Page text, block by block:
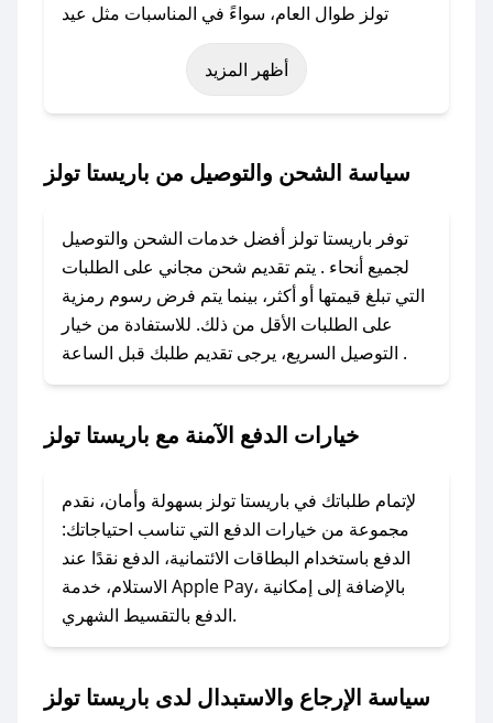
تولز طوال العام، سواءً في المناسبات مثل عيد
الفطر، عيد الأضحى، الجمعة البيضاء (شهر نوفمبر)،
رمضان، اليوم الوطني، يوم التأسيس، أو حتى عروض
باستخدام تطبيق صحصح، يمكنك العثور بسهولة على
تواصل معنا عبر تويتر أو البريد الإلكتروني لإضافته
بسرعة.
### كيفية استخدام كود خصم باريستا تولز؟
1. انسخ كود الخصم من تطبيق صحصح.
2. الصقه في خانة الدفع عند التسوق من باريستا
لا تقلق! يمكنك التواصل مع فريق دعم صحصح عبر
الرسائل الخاصة على تويتر أو البريد الإلكتروني،
وسنقوم بحل المشكلة في أسرع وقت ممكن.
### ماذا أفعل إذا لم أجد كود خصم لمتجري
المفضل؟
مراسلتنا مباشرة وسنعمل على توفير الكوبونات في
أظهر المزيد
سياسة الشحن والتوصيل من باريستا تولز
توفر باريستا تولز أفضل خدمات الشحن والتوصيل
لجميع أنحاء . يتم تقديم شحن مجاني على الطلبات
التي تبلغ قيمتها أو أكثر، بينما يتم فرض رسوم رمزية
على الطلبات الأقل من ذلك. للاستفادة من خيار
التوصيل السريع، يرجى تقديم طلبك قبل الساعة .
خيارات الدفع الآمنة مع باريستا تولز
لإتمام طلباتك في باريستا تولز بسهولة وأمان، نقدم
مجموعة من خيارات الدفع التي تناسب احتياجاتك:
الدفع باستخدام البطاقات الائتمانية، الدفع نقدًا عند
الاستلام، خدمة Apple Pay، بالإضافة إلى إمكانية
الدفع بالتقسيط الشهري.
سياسة الإرجاع والاستبدال لدى باريستا تولز